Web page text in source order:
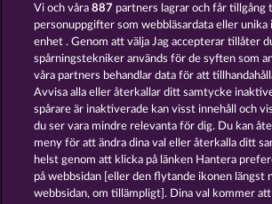
MAGIC MIRROR
Användarvillkor
Vi och våra887 partners lagrar och får tillgång
personuppgifter som webbläsardata eller unika
enhet . Genom att välja Jag accepterar tillåter
spårningstekniker används för de syften som
våra partners behandlar data för att
Avvisa alla eller återkallar ditt samtycke
spårare är inaktiverade kan visst innehåll och
du ser vara mindre relevanta för dig. Du kan
meny för att ändra dina val eller återkalla ditt
helst genom att klicka på länken Hantera
på webbsidan [eller den flytande ikonen längst
webbsidan, om tillämpligt]. Dina val kommer